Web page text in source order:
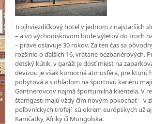
Trojhviezdičkový hotel v jednom z najstarších
– a vo východiskovom bode výletov do troch
– práve oslavuje 30 rokov. Za ten čas sa
rozšírilo o ďalších 16, vrátane bezbariérových.
detský kútik, v garáži je dosť miest na
devízou je však komorná atmosféra, pre ktorú
pobytová a s ohľadom na športovú kariéru
Gantnerovcov najmä športumilná klientela. V
štamgasti majú vždy čím novým pokochať – v
poľovníckych trofejí sú okrem európskych už
Kamčatky, Afriky či Mongolska.